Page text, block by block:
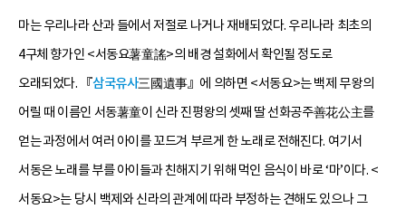
마는 우리나라 산과 들에서 저절로 나거나 재배되었다. 우리나라 최초의
4구체 향가인 <서동요薯童謠>의 배경 설화에서 확인될 정도로
오래되었다. 『삼국유사三國遺事』에 의하면 <서동요>는 백제 무왕의
어릴 때 이름인 서동薯童이 신라 진평왕의 셋째 딸 선화공주善花公主를
얻는 과정에서 여러 아이를 꼬드겨 부르게 한 노래로 전해진다. 여기서
서동은 노래를 부를 아이들과 친해지기 위해 먹인 음식이 바로 ‘마’이다. <
서동요>는 당시 백제와 신라의 관계에 따라 부정하는 견해도 있으나 그